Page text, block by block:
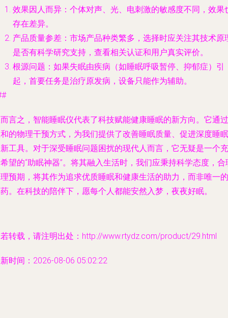
效果因人而异 ：个体对声、光、电刺激的敏感度不同，效果
存在差异。
产品质量参差 ：市场产品种类繁多，选择时应关注其技术原
是否有科学研究支持，查看相关认证和用户真实评价。
根源问题 ：如果失眠由疾病（如睡眠呼吸暂停、抑郁症）引
起，首要任务是治疗原发病，设备只能作为辅助。
言之，智能睡眠仪代表了科技赋能健康睡眠的新方向。它通过
的物理干预方式，为我们提供了改善睡眠质量、促进深度睡眠
工具。对于深受睡眠问题困扰的现代人而言，它无疑是一个充
望的“助眠神器”。将其融入生活时，我们应秉持科学态度，合
预期，将其作为追求优质睡眠和健康生活的助力，而非唯一的
。在科技的陪伴下，愿每个人都能安然入梦，夜夜好眠。
转载，请注明出处：http://www.rtydz.com/product/29.html
时间：2026-08-06 05:02:22